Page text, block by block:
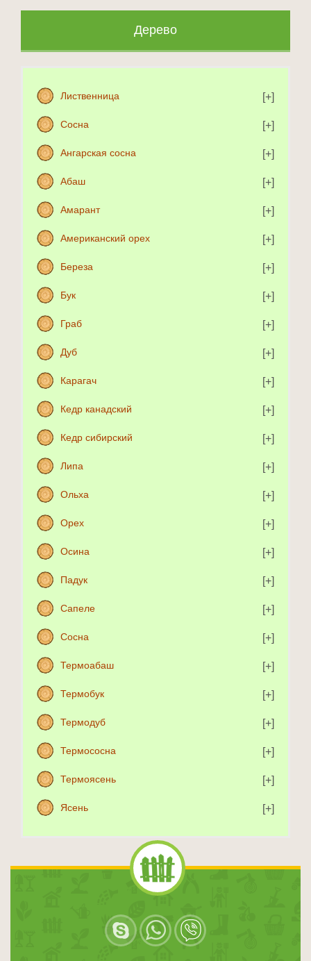
Дерево
Лиственница
Сосна
Ангарская сосна
Абаш
Амарант
Американский орех
Береза
Бук
Граб
Дуб
Карагач
Кедр канадский
Кедр сибирский
Липа
Ольха
Орех
Осина
Падук
Сапеле
Сосна
Термоабаш
Термобук
Термодуб
Термососна
Термоясень
Ясень